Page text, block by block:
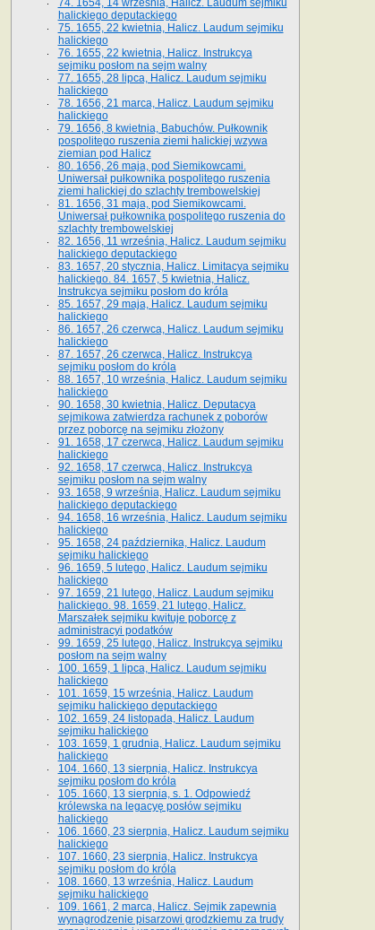
74. 1654, 14 września, Halicz. Laudum sejmiku
halickiego deputackiego
75. 1655, 22 kwietnia, Halicz. Laudum sejmiku
halickiego
76. 1655, 22 kwietnia, Halicz. Instrukcya
sejmiku posłom na sejm walny
77. 1655, 28 lipca, Halicz. Laudum sejmiku
halickiego
78. 1656, 21 marca, Halicz. Laudum sejmiku
halickiego
79. 1656, 8 kwietnia, Babuchów. Pułkownik
pospolitego ruszenia ziemi halickiej wzywa
ziemian pod Halicz
80. 1656, 26 maja, pod Siemikowcami.
Uniwersał pułkownika pospolitego ruszenia
ziemi halickiej do szlachty trembowelskiej
81. 1656, 31 maja, pod Siemikowcami.
Uniwersał pułkownika pospolitego ruszenia do
szlachty trembowelskiej
82. 1656, 11 września, Halicz. Laudum sejmiku
halickiego deputackiego
83. 1657, 20 stycznia, Halicz. Limitacya sejmiku
halickiego. 84. 1657, 5 kwietnia, Halicz.
Instrukcya sejmiku posłom do króla
85. 1657, 29 maja, Halicz. Laudum sejmiku
halickiego
86. 1657, 26 czerwca, Halicz. Laudum sejmiku
halickiego
87. 1657, 26 czerwca, Halicz. Instrukcya
sejmiku posłom do króla
88. 1657, 10 września, Halicz. Laudum sejmiku
halickiego
90. 1658, 30 kwietnia, Halicz. Deputacya
sejmikowa zatwierdza rachunek z poborów
przez poborcę na sejmiku złożony
91. 1658, 17 czerwca, Halicz. Laudum sejmiku
halickiego
92. 1658, 17 czerwca, Halicz. Instrukcya
sejmiku posłom na sejm walny
93. 1658, 9 września, Halicz. Laudum sejmiku
halickiego deputackiego
94. 1658, 16 września, Halicz. Laudum sejmiku
halickiego
95. 1658, 24 października, Halicz. Laudum
sejmiku halickiego
96. 1659, 5 lutego, Halicz. Laudum sejmiku
halickiego
97. 1659, 21 lutego, Halicz. Laudum sejmiku
halickiego. 98. 1659, 21 lutego, Halicz.
Marszałek sejmiku kwituje poborcę z
administracyi podatków
99. 1659, 25 lutego, Halicz. Instrukcya sejmiku
posłom na sejm walny
100. 1659, 1 lipca, Halicz. Laudum sejmiku
halickiego
101. 1659, 15 września, Halicz. Laudum
sejmiku halickiego deputackiego
102. 1659, 24 listopada, Halicz. Laudum
sejmiku halickiego
103. 1659, 1 grudnia, Halicz. Laudum sejmiku
halickiego
104. 1660, 13 sierpnia, Halicz. Instrukcya
sejmiku posłom do króla
105. 1660, 13 sierpnia, s. 1. Odpowiedź
królewska na legacyę posłów sejmiku
halickiego
106. 1660, 23 sierpnia, Halicz. Laudum sejmiku
halickiego
107. 1660, 23 sierpnia, Halicz. Instrukcya
sejmiku posłom do króla
108. 1660, 13 września, Halicz. Laudum
sejmiku halickiego
109. 1661, 2 marca, Halicz. Sejmik zapewnia
wynagrodzenie pisarzowi grodzkiemu za trudy